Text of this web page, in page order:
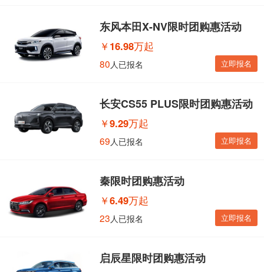
东风本田X-NV限时团购惠活动
￥ 16.98万起
80 人已报名 立即报名
长安CS55 PLUS限时团购惠活动
￥9.29万起
69 人已报名 立即报名
秦限时团购惠活动
￥6.49万起
23 人已报名 立即报名
启辰星限时团购惠活动